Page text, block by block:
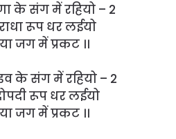
के संग में रहियो – 2
रूप धर लईयो
जग में प्रकट ।।
के संग में रहियो – 2
रूप धर लईयो
जग में प्रकट ।।